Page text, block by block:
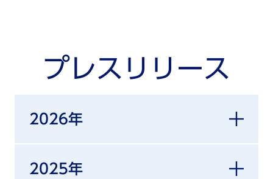
プレスリリース
2026年
2025年